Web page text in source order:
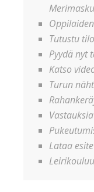
Tutustu
Pyydä nyt
Katso
Turun
Lataa